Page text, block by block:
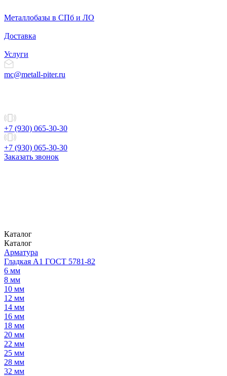
Металлобазы в СПб и ЛО
Доставка
Услуги
mc@metall-piter.ru
+7 (930) 065-30-30
+7 (930) 065-30-30
Заказать звонок
Каталог
Каталог
Арматура
Гладкая А1 ГОСТ 5781-82
6 мм
8 мм
10 мм
12 мм
14 мм
16 мм
18 мм
20 мм
22 мм
25 мм
28 мм
32 мм